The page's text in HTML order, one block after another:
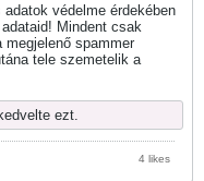
védelme érdekében
Mindent csak
megjelenő spammer
tele szemetelik a
ezt.
4 likes